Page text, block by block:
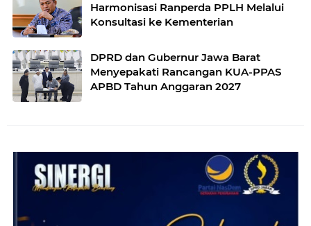
Harmonisasi Ranperda PPLH Melalui
Konsultasi ke Kementerian
DPRD dan Gubernur Jawa Barat
Menyepakati Rancangan KUA-PPAS
APBD Tahun Anggaran 2027